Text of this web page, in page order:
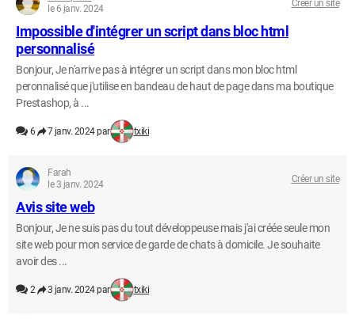
le 6 janv. 2024
Créer un site
Impossible d'intégrer un script dans bloc html
personnalisé
Bonjour, Je n'arrive pas à intégrer un script dans mon bloc html
peronnalisé que j'utilise en bandeau de haut de page dans ma boutique
Prestashop, à ...
6 7 janv. 2024 par txiki
Farah
le 3 janv. 2024
Créer un site
Avis site web
Bonjour, Je ne suis pas du tout développeuse mais j'ai créée seule mon
site web pour mon service de garde de chats à domicile. Je souhaite
avoir des ...
2 3 janv. 2024 par txiki